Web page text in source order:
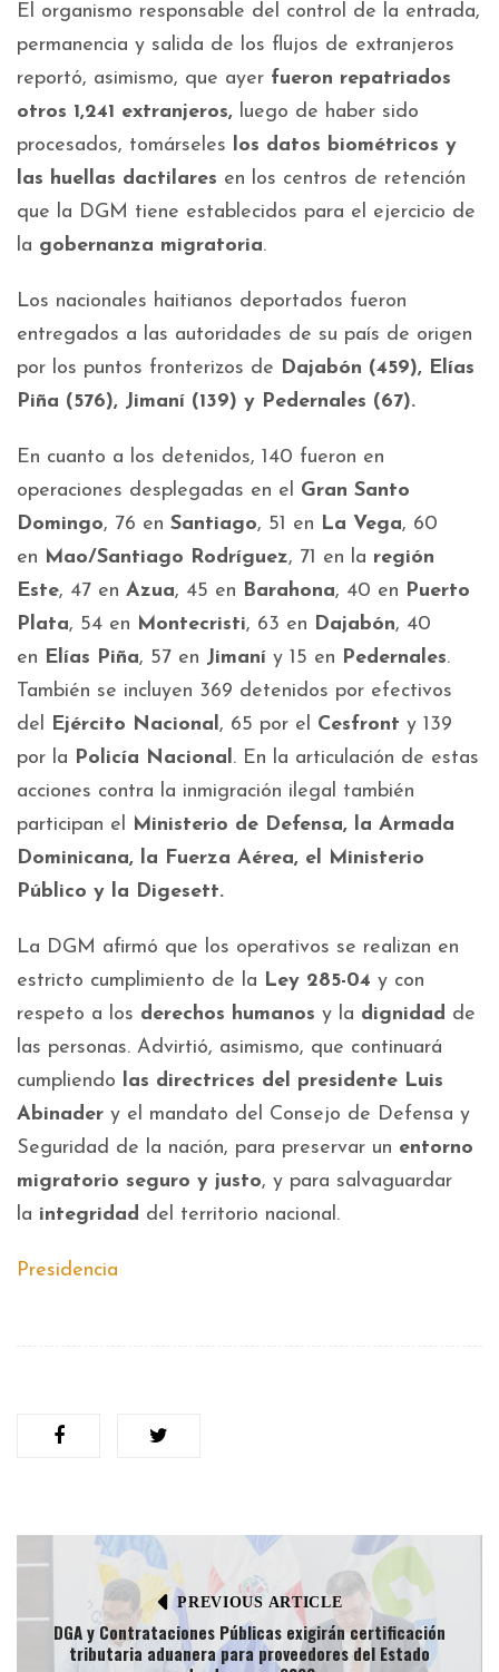
El organismo responsable del control de la entrada,
permanencia y salida de los flujos de extranjeros
reportó, asimismo, que ayer fueron repatriados
otros 1,241 extranjeros, luego de haber sido
procesados, tomárseles los datos biométricos y
las huellas dactilares en los centros de retención
que la DGM tiene establecidos para el ejercicio de
la gobernanza migratoria.
Los nacionales haitianos deportados fueron
entregados a las autoridades de su país de origen
por los puntos fronterizos de Dajabón (459), Elías
Piña (576), Jimaní (139) y Pedernales (67).
En cuanto a los detenidos, 140 fueron en
operaciones desplegadas en el Gran Santo
Domingo, 76 en Santiago, 51 en La Vega, 60
en Mao/Santiago Rodríguez, 71 en la región
Este, 47 en Azua, 45 en Barahona, 40 en Puerto
Plata, 54 en Montecristi, 63 en Dajabón, 40
en Elías Piña, 57 en Jimaní y 15 en Pedernales.
También se incluyen 369 detenidos por efectivos
del Ejército Nacional, 65 por el Cesfront y 139
por la Policía Nacional. En la articulación de estas
acciones contra la inmigración ilegal también
participan el Ministerio de Defensa, la Armada
Dominicana, la Fuerza Aérea, el Ministerio
Público y la Digesett.
La DGM afirmó que los operativos se realizan en
estricto cumplimiento de la Ley 285-04 y con
respeto a los derechos humanos y la dignidad de
las personas. Advirtió, asimismo, que continuará
cumpliendo las directrices del presidente Luis
Abinader y el mandato del Consejo de Defensa y
Seguridad de la nación, para preservar un entorno
migratorio seguro y justo, y para salvaguardar
la integridad del territorio nacional.
Presidencia
PREVIOUS ARTICLE
DGA y Contrataciones Públicas exigirán certificación
tributaria aduanera para proveedores del Estado